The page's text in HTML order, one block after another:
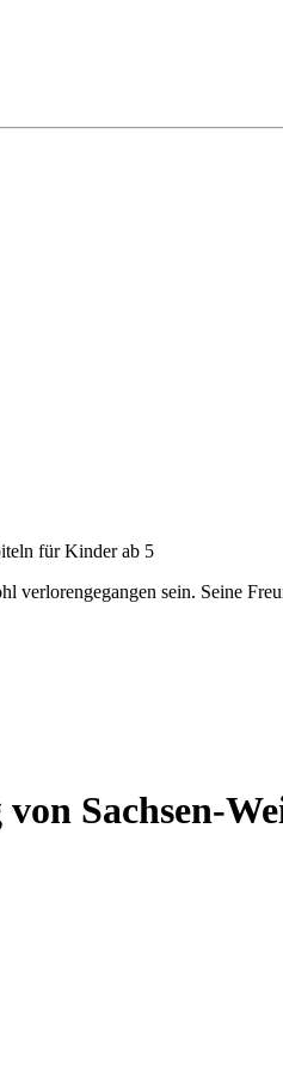
für Kinder ab 5
sein. Seine
Sachsen-